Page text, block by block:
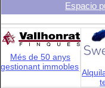
Espacio
Més de 50 anys
gestionant immobles